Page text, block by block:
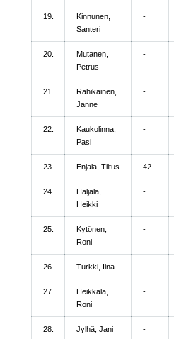
19.
Kinnunen,
Santeri
-
20.
Mutanen,
Petrus
-
21.
Rahikainen,
Janne
-
22.
Kaukolinna,
Pasi
-
23. Enjala, Tiitus 42
24.
Haljala,
Heikki
-
25.
Kytönen,
Roni
-
26. Turkki, Iina -
27.
Heikkala,
Roni
-
28. Jylhä, Jani -